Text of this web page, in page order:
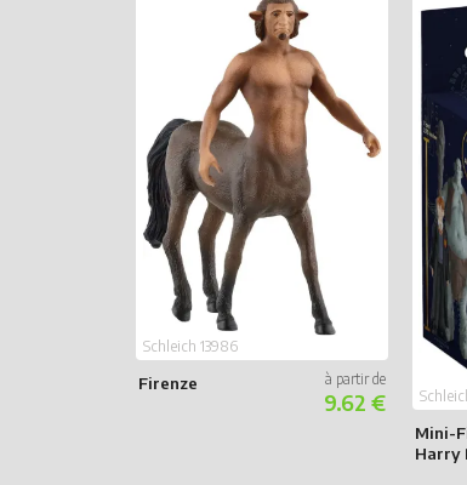
Firenze
Schleich 13986
9.62 €
Mini-
Harry